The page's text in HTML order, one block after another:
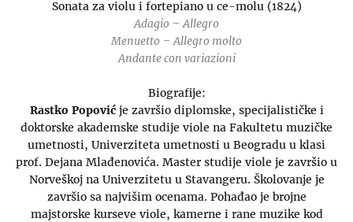
Sonata za violu i fortepiano u ce-molu (1824)
Adagio – Allegro
Menuetto – Allegro molto
Andante con variazioni
Biografije:
Rastko Popovićje završio diplomske, specijalističke i
doktorske akademske studije viole na Fakultetu muzičke
umetnosti, Univerziteta umetnosti u Beogradu u klasi
prof. Dejana Mlađenovića. Master studije viole je završio u
Norveškoj na Univerzitetu u Stavangeru. Školovanje je
završio sa najvišim ocenama. Pohađao je brojne
majstorske kurseve viole, kamerne i rane muzike kod